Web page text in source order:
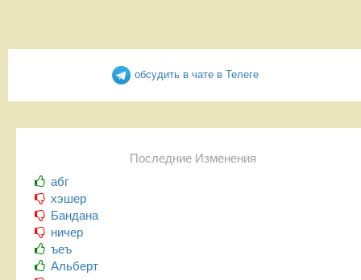
обсудить в чате в Телеге
Последние Изменения
абг
хэшер
Бандана
ничер
ъеъ
Альберт